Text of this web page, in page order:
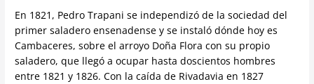
En 1821, Pedro Trapani se independizó de la sociedad del
primer saladero ensenadense y se instaló dónde hoy es
Cambaceres, sobre el arroyo Doña Flora con su propio
saladero, que llegó a ocupar hasta doscientos hombres
entre 1821 y 1826. Con la caída de Rivadavia en 1827